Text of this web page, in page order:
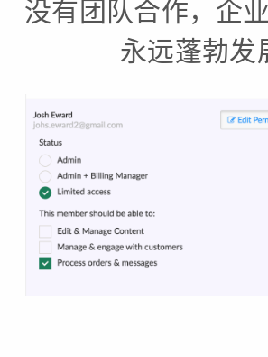
没有团队合作，企
永远蓬勃发